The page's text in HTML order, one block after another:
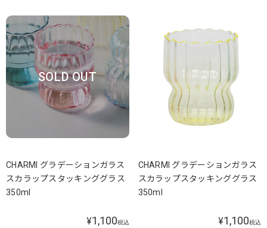
SOLD OUT
CHARMI グラデーションガラス
スカラップスタッキンググラス
350ml
¥1,100税込
CHARMI グラデーションガラス
スカラップスタッキンググラス
350ml
¥1,100税込